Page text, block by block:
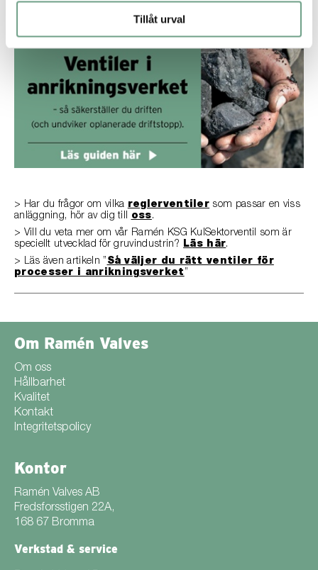
Tillåt urval
> Har du frågor om vilka reglerventiler som passar en viss
anläggning, hör av dig till oss.
> Vill du veta mer om vår Ramén KSG KulSektorventil som är
speciellt utvecklad för gruvindustrin? Läs här.
> Läs även artikeln ” Så väljer du rätt ventiler för
processer i anrikningsverket ”
Om Ramén Valves
Om oss
Hållbarhet
Kvalitet
Kontakt
Integritetspolicy
Kontor
Ramén Valves AB
Fredsforsstigen 22A,
168 67 Bromma
Verkstad & service